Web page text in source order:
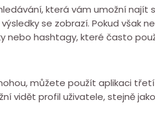
která vám umožní
se zobrazí. Pokud však
nebo hashtagy, které často
můžete použít aplikaci
vidět profil uživatele, stejně